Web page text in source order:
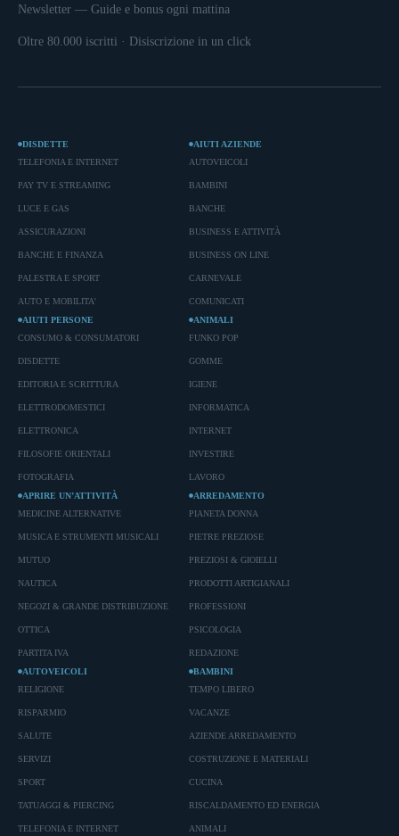
Newsletter — Guide e bonus ogni mattina
Oltre 80.000 iscritti · Disiscrizione in un click
DISDETTE
TELEFONIA E INTERNET
PAY TV E STREAMING
LUCE E GAS
ASSICURAZIONI
BANCHE E FINANZA
PALESTRA E SPORT
AUTO E MOBILITA'
AIUTI AZIENDE
AUTOVEICOLI
BAMBINI
BANCHE
BUSINESS E ATTIVITÀ
BUSINESS ON LINE
CARNEVALE
COMUNICATI
AIUTI PERSONE
CONSUMO & CONSUMATORI
DISDETTE
EDITORIA E SCRITTURA
ELETTRODOMESTICI
ELETTRONICA
FILOSOFIE ORIENTALI
FOTOGRAFIA
ANIMALI
FUNKO POP
GOMME
IGIENE
INFORMATICA
INTERNET
INVESTIRE
LAVORO
APRIRE UN’ATTIVITÀ
MEDICINE ALTERNATIVE
MUSICA E STRUMENTI MUSICALI
MUTUO
NAUTICA
NEGOZI & GRANDE DISTRIBUZIONE
OTTICA
PARTITA IVA
ARREDAMENTO
PIANETA DONNA
PIETRE PREZIOSE
PREZIOSI & GIOIELLI
PRODOTTI ARTIGIANALI
PROFESSIONI
PSICOLOGIA
REDAZIONE
AUTOVEICOLI
RELIGIONE
RISPARMIO
SALUTE
SERVIZI
SPORT
TATUAGGI & PIERCING
TELEFONIA E INTERNET
BAMBINI
TEMPO LIBERO
VACANZE
AZIENDE ARREDAMENTO
COSTRUZIONE E MATERIALI
CUCINA
RISCALDAMENTO ED ENERGIA
ANIMALI